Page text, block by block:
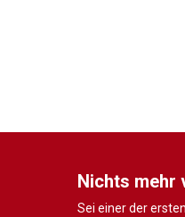
Nichts mehr
Sei einer der